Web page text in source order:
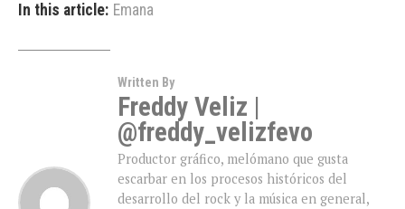
In this article: Emana
Written By
Freddy Veliz |
@freddy_velizfevo
Productor gráfico, melómano que gusta
escarbar en los procesos históricos del
desarrollo del rock y la música en general,